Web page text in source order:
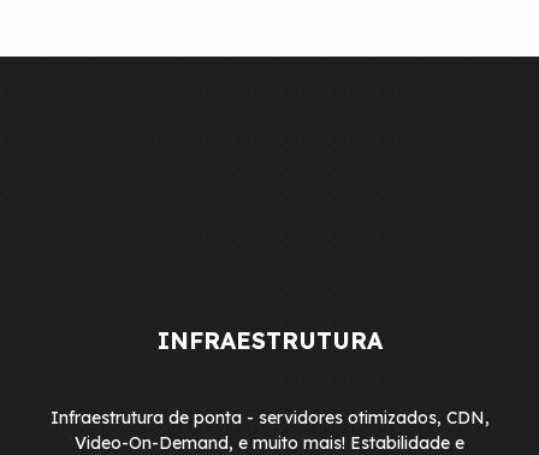
INFRAESTRUTURA
Infraestrutura de ponta - servidores otimizados, CDN,
Video-On-Demand, e muito mais! Estabilidade e